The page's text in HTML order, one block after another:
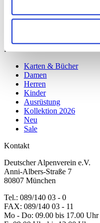
Impressum
Produkte
Karten & Bücher
Damen
Herren
Kinder
Ausrüstung
Kollektion 2026
Neu
Sale
Kontakt
Deutscher Alpenverein e.V.
Anni-Albers-Straße 7
80807 München
Tel.: 089/140 03 - 0
FAX: 089/140 03 - 11
Mo - Do: 09.00 bis 17.00 Uhr